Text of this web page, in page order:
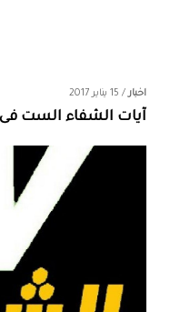
اخبار/ 15 يناير 2017
آيات الشفاء الست فى